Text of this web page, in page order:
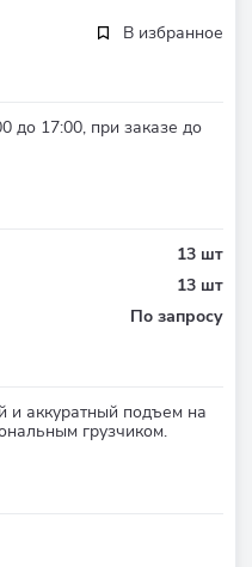
В избранное
до 17:00, при заказе до
13 шт
13 шт
По запросу
и аккуратный подъем на
грузчиком.